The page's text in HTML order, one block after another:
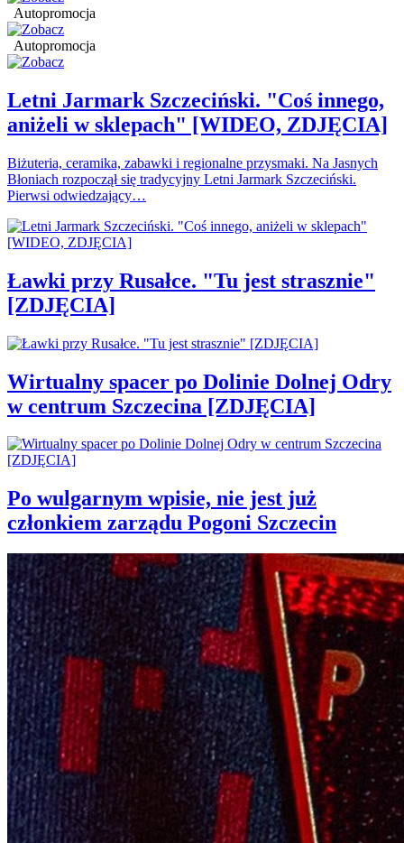
Autopromocja
Autopromocja
Letni Jarmark Szczeciński. "Coś innego,
aniżeli w sklepach" [WIDEO, ZDJĘCIA]
Biżuteria, ceramika, zabawki i regionalne przysmaki. Na Jasnych
Błoniach rozpoczął się tradycyjny Letni Jarmark Szczeciński.
Pierwsi odwiedzający…
Ławki przy Rusałce. "Tu jest strasznie"
[ZDJĘCIA]
Wirtualny spacer po Dolinie Dolnej Odry
w centrum Szczecina [ZDJĘCIA]
Po wulgarnym wpisie, nie jest już
członkiem zarządu Pogoni Szczecin